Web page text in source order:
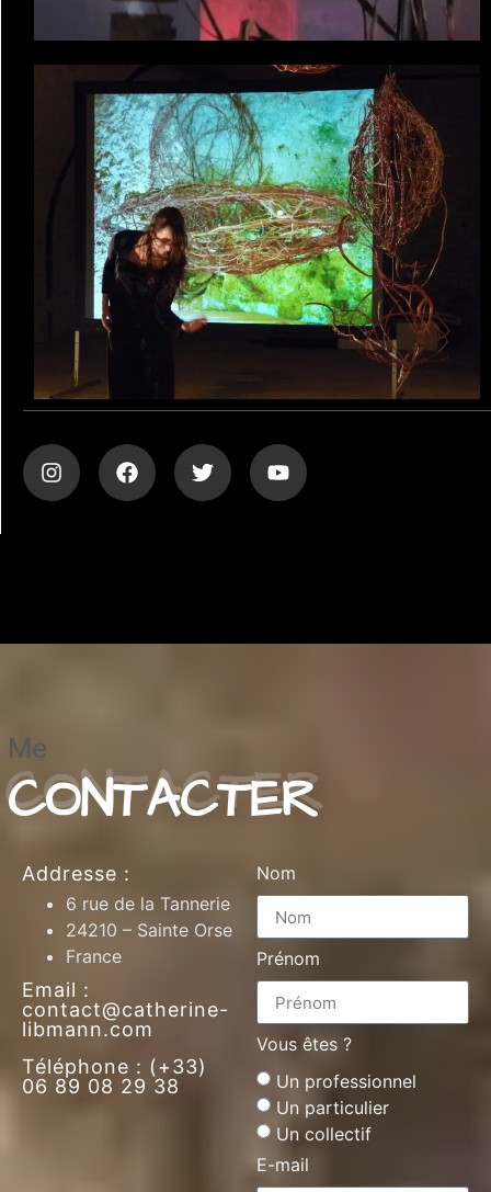
Me
CONTACTER
Addresse :
6 rue de la Tannerie
24210 – Sainte Orse
France
Email :
contact@catherine-
libmann.com
Téléphone : (+33)
06 89 08 29 38
Nom
Prénom
Vous êtes ?
Un professionnel
Un particulier
Un collectif
E-mail